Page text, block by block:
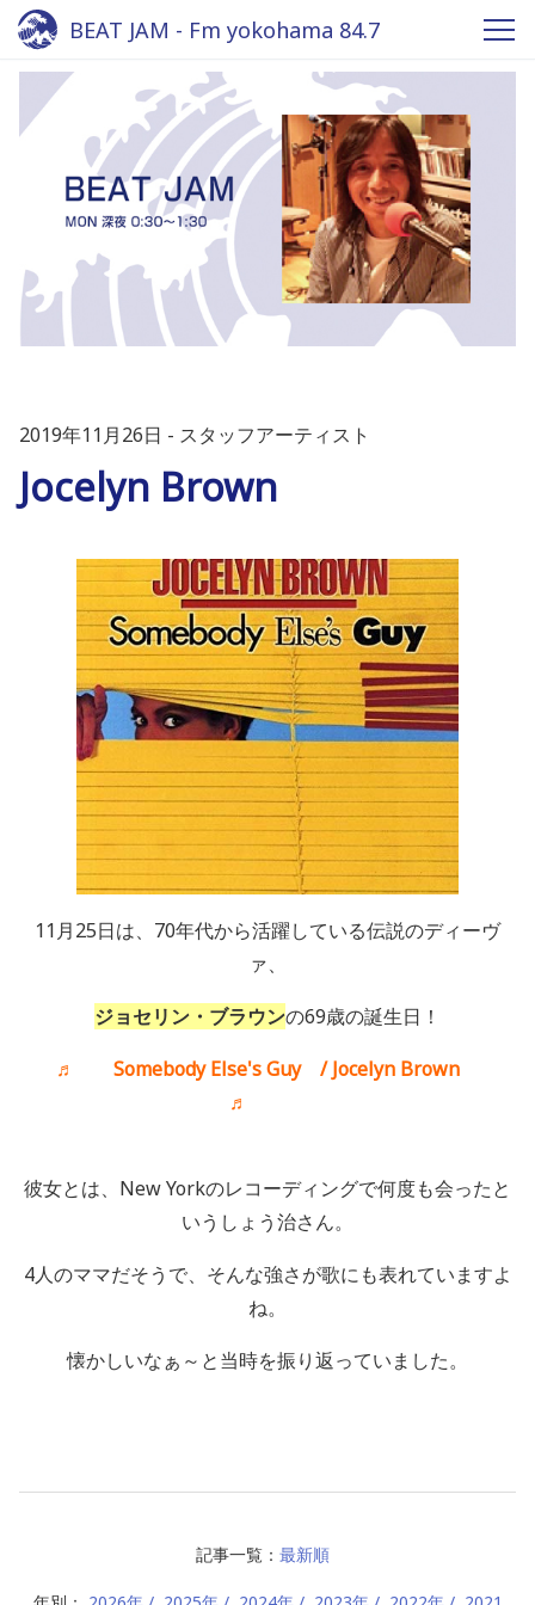
BEAT JAM - Fm yokohama 84.7
2019年11月26日 スタッフアーティスト
Jocelyn Brown
11月25日は、70年代から活躍している伝説のディーヴ
ァ、
ジョセリン・ブラウンの69歳の誕生日！
♬ Somebody Else's Guy / Jocelyn Brown
♬
彼女とは、New Yorkのレコーディングで何度も会ったと
いうしょう治さん。
4人のママだそうで、そんな強さが歌にも表れていますよ
ね。
懐かしいなぁ～と当時を振り返っていました。
記事一覧： 最新順